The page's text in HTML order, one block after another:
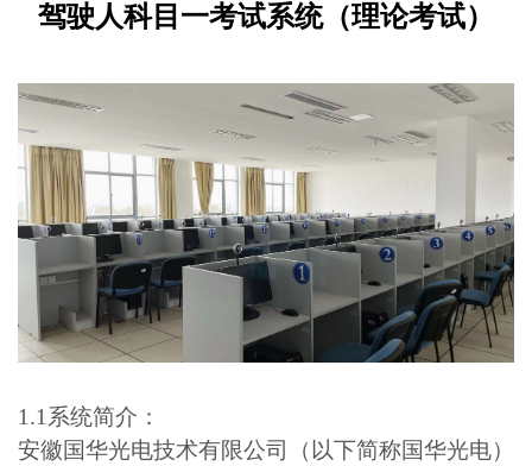
驾驶人科目一考试系统（理论考试）
1.1系统简介：
安徽国华光电技术有限公司（以下简称国华光电）